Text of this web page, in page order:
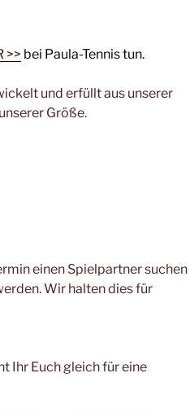
>> bei Paula-Tennis tun.
und erfüllt aus unserer
Größe.
einen Spielpartner suchen
Wir halten dies für
Ihr Euch gleich für eine